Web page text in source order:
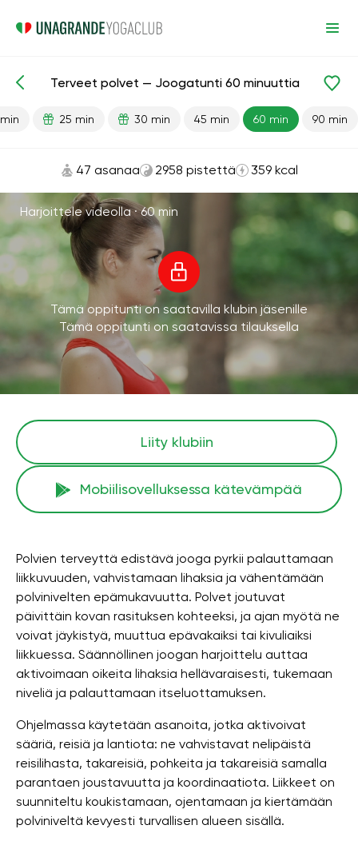
Valmiit oppitunnit Jalat Nivelet
Terveet polvet — Joogatunti 60 minuuttia
25 min 30 min 45 min 60 min 90 min
47 asanaa 2958 pistettä 359 kcal
Harjoittele videolla ·60 min
Tämä oppitunti on saatavilla klubin jäsenille
Tämä oppitunti on saatavissa tilauksella
Liity klubiin
Mobiilisovelluksessa kätevämpää
Polvien terveyttä edistävä jooga pyrkii palauttamaan
liikkuvuuden, vahvistamaan lihaksia ja vähentämään
polvinivelten epämukavuutta. Polvet joutuvat
päivittäin kovan rasituksen kohteeksi, ja ajan myötä ne
voivat jäykistyä, muuttua epävakaiksi tai kivuliaiksi
liikkuessa. Säännöllinen joogan harjoittelu auttaa
aktivoimaan oikeita lihaksia hellävaraisesti, tukemaan
niveliä ja palauttamaan itseluottamuksen.
Ohjelmassa käytetään asanoita, jotka aktivoivat
sääriä, reisiä ja lantiota: ne vahvistavat nelipäistä
reisilihasta, takareisiä, pohkeita ja takareisiä samalla
parantaen joustavuutta ja koordinaatiota. Liikkeet on
suunniteltu koukistamaan, ojentamaan ja kiertämään
polviniveltä kevyesti turvallisen alueen sisällä.